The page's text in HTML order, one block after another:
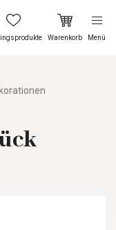
Warenkorb Menü